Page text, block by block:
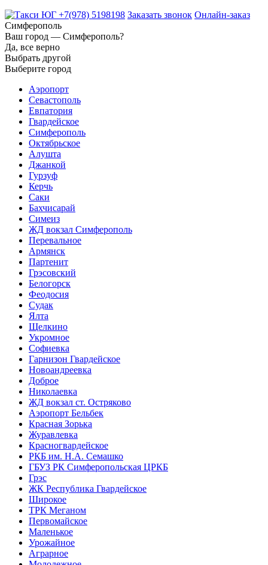
+7(978) 5198198 Заказать звонок Онлайн-заказ
Симферополь
Ваш город — Симферополь?
Да, все верно
Выбрать другой
Выберите город
Аэропорт
Севастополь
Евпатория
Гвардейское
Симферополь
Октябрьское
Алушта
Джанкой
Гурзуф
Керчь
Саки
Бахчисарай
Симеиз
ЖД вокзал Симферополь
Перевальное
Армянск
Партенит
Грэсовский
Белогорск
Феодосия
Судак
Ялта
Щелкино
Укромное
Софиевка
Гарнизон Гвардейское
Новоандреевка
Доброе
Николаевка
ЖД вокзал ст. Остряково
Аэропорт Бельбек
Красная Зорька
Журавлевка
Красногвардейское
РКБ им. Н.А. Семашко
ГБУЗ РК Симферопольская ЦРКБ
Грэс
ЖК Республика Гвардейское
Широкое
ТРК Меганом
Первомайское
Маленькое
Урожайное
Аграрное